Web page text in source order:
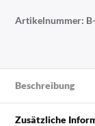
Artikelnummer:
Beschreibung
Zusätzliche